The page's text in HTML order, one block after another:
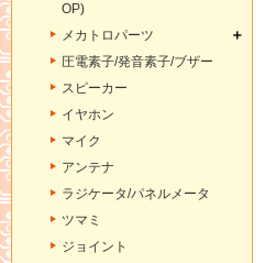
OP)
メカトロパーツ
圧電素子/発音素子/ブザー
スピーカー
イヤホン
マイク
アンテナ
ラジケータ/パネルメータ
ツマミ
ジョイント